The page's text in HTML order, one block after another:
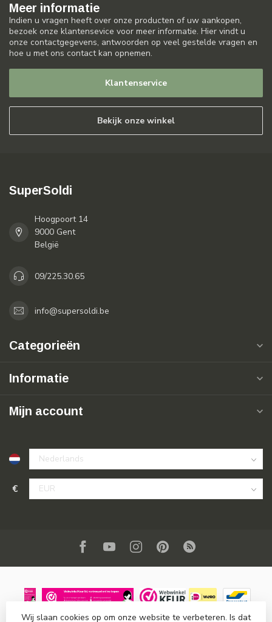
Meer informatie
Indien u vragen heeft over onze producten of uw aankopen,
bezoek onze klantensevice voor meer informatie. Hier vindt u
onze contactgegevens, antwoorden op veel gestelde vragen en
hoe u met ons contact kan opnemen.
Klantenservice
Bekijk onze winkel
SuperSoldi
Hoogpoort 14
9000 Gent
België
09/225.30.65
info@supersoldi.be
Categorieën
Informatie
Mijn account
€
Wij slaan cookies op om onze website te verbeteren. Is dat